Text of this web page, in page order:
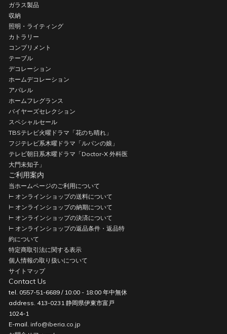
ガラス製品
収納
照明・ライティング
カトラリー
コンプリメント
テーブル
デコレーション
ホームデコレーション
アパレル
ホームフレグランス
バイヤーズセレクション
スペシャルセール
TBSテレビ火曜ドラマ「花のち晴れ」
フジテレビ系木曜ドラマ「ルパンの娘」
テレビ朝日系木曜ドラマ「Doctor-X 外科医
大門未知子」
ご利用案内
当ホームページのご利用について
⊢ オンラインショップの送料について
⊢ オンラインショップの納期について
⊢ オンラインショップの決済について
⊢ オンラインショップの返品条件・返品特
約について
特定商取引法に関する表示
個人情報の取り扱いについて
サイトマップ
Contact Us
tel. 0557-51-6689 / 10:00 - 18:00 年中無休
address. 413-0231 静岡県伊東市富戸
1024-1
E-mail. info@iberia.co.jp